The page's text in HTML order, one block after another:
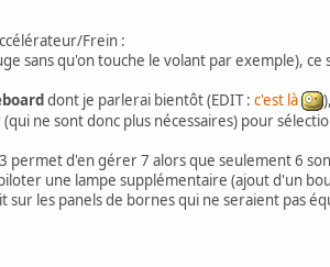
Frein :
sans qu'on touche le volant par exemple), ce
dont je parlerai bientôt (EDIT :c'est là
ne sont donc plus nécessaires) pour
permet d'en gérer 7 alors que seulement 6
une lampe supplémentaire (ajout d'un
les panels de bornes qui ne seraient pas